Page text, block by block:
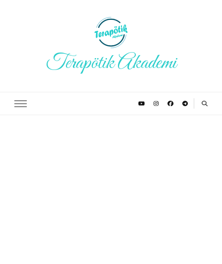
Terapötik Akademi